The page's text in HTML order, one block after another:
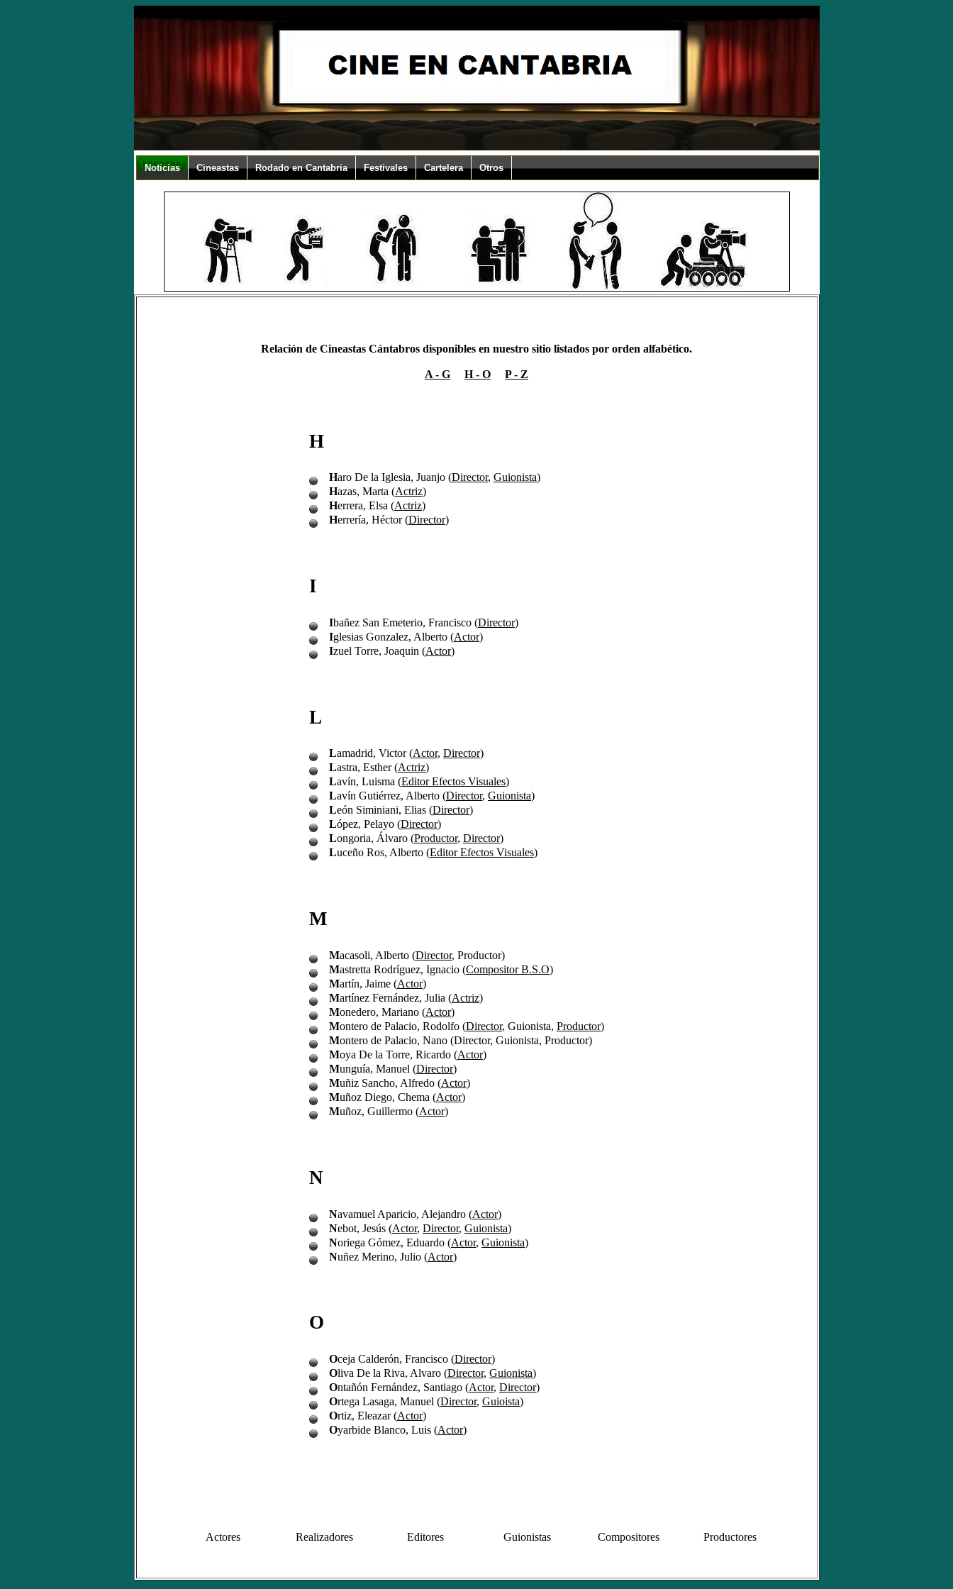
Noticias Cineastas Rodado en Cantabria Festivales Cartelera Otros
Relación de Cineastas Cántabros disponibles en nuestro sitio listados por orden alfabético.
A - G H - O P - Z
H
Haro De la Iglesia, Juanjo (Director, Guionista)
Hazas, Marta (Actriz)
Herrera, Elsa (Actriz)
Herrería, Héctor (Director)
I
Ibañez San Emeterio, Francisco (Director)
Iglesias Gonzalez, Alberto (Actor)
Izuel Torre, Joaquin (Actor)
L
Lamadrid, Victor (Actor, Director)
Lastra, Esther (Actriz)
Lavín, Luisma (Editor Efectos Visuales)
Lavín Gutiérrez, Alberto (Director, Guionista)
León Siminiani, Elias (Director)
López, Pelayo (Director)
Longoria, Álvaro (Productor, Director)
Luceño Ros, Alberto (Editor Efectos Visuales)
M
Macasoli, Alberto (Director, Productor)
Mastretta Rodríguez, Ignacio (Compositor B.S.O)
Martín, Jaime (Actor)
Martínez Fernández, Julia (Actriz)
Monedero, Mariano (Actor)
Montero de Palacio, Rodolfo (Director, Guionista, Productor)
Montero de Palacio, Nano (Director, Guionista, Productor)
Moya De la Torre, Ricardo (Actor)
Munguía, Manuel (Director)
Muñiz Sancho, Alfredo (Actor)
Muñoz Diego, Chema (Actor)
Muñoz, Guillermo (Actor)
N
Navamuel Aparicio, Alejandro (Actor)
Nebot, Jesús (Actor, Director, Guionista)
Noriega Gómez, Eduardo (Actor, Guionista)
Nuñez Merino, Julio (Actor)
O
Oceja Calderón, Francisco (Director)
Oliva De la Riva, Alvaro (Director, Guionista)
Ontañón Fernández, Santiago (Actor, Director)
Ortega Lasaga, Manuel (Director, Guioista)
Ortiz, Eleazar (Actor)
Oyarbide Blanco, Luis (Actor)
Actores Realizadores Editores Guionistas Compositores Productores